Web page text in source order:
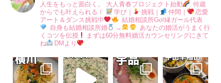
人生をもっと面白く。 大人青春プロジェクト始動
何歳
からでも叶えられる！
学び｜ 挑戦｜ 仲間｜
恋愛
アート＆ダンス挑戦中
結婚相談所Go!縁ガール代表
自身も結婚相談所婚
→
あなたの婚活がうまく行
くコツを伝授
まずは60分無料婚活カウンセリングにきて
ね
DMより